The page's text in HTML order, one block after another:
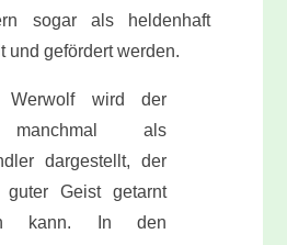
sogar als heldenhaft
und gefördert werden.
Werwolf wird der
als
dargestellt, der
Geist getarnt
kann. In den